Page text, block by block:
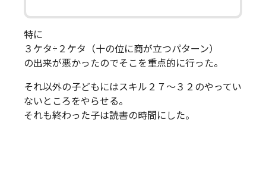
特に
３ケタ÷２ケタ（十の位に商が立つパターン）
の出来が悪かったのでそこを重点的に行った。
それ以外の子どもにはスキル２７～３２のやってい
ないところをやらせる。
それも終わった子は読書の時間にした。